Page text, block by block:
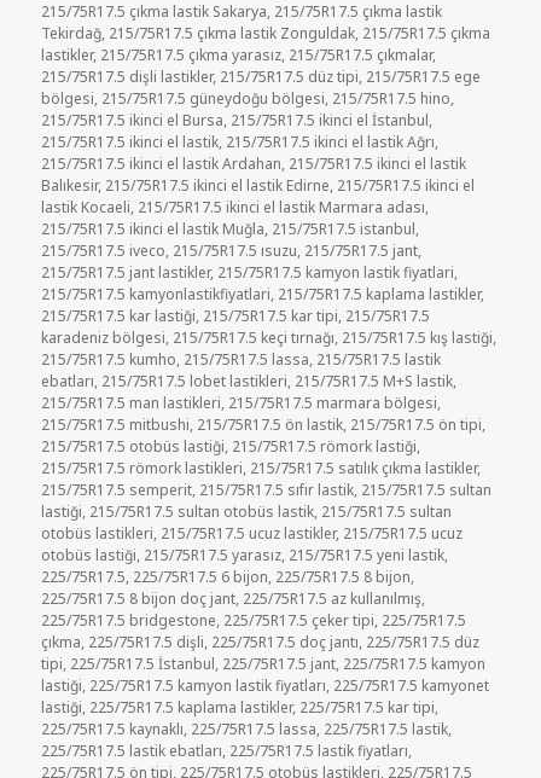
215/75R17.5 çıkma lastik Sakarya, 215/75R17.5 çıkma lastik
Tekirdağ, 215/75R17.5 çıkma lastik Zonguldak, 215/75R17.5 çıkma
lastikler, 215/75R17.5 çıkma yarasız, 215/75R17.5 çıkmalar,
215/75R17.5 dişli lastikler, 215/75R17.5 düz tipi, 215/75R17.5 ege
bölgesi, 215/75R17.5 güneydoğu bölgesi, 215/75R17.5 hino,
215/75R17.5 ikinci el Bursa, 215/75R17.5 ikinci el İstanbul,
215/75R17.5 ikinci el lastik, 215/75R17.5 ikinci el lastik Ağrı,
215/75R17.5 ikinci el lastik Ardahan, 215/75R17.5 ikinci el lastik
Balıkesir, 215/75R17.5 ikinci el lastik Edirne, 215/75R17.5 ikinci el
lastik Kocaeli, 215/75R17.5 ikinci el lastik Marmara adası,
215/75R17.5 ikinci el lastik Muğla, 215/75R17.5 istanbul,
215/75R17.5 iveco, 215/75R17.5 ısuzu, 215/75R17.5 jant,
215/75R17.5 jant lastikler, 215/75R17.5 kamyon lastik fiyatlari,
215/75R17.5 kamyonlastikfiyatlari, 215/75R17.5 kaplama lastikler,
215/75R17.5 kar lastiği, 215/75R17.5 kar tipi, 215/75R17.5
karadeniz bölgesi, 215/75R17.5 keçi tırnağı, 215/75R17.5 kış lastiği,
215/75R17.5 kumho, 215/75R17.5 lassa, 215/75R17.5 lastik
ebatları, 215/75R17.5 lobet lastikleri, 215/75R17.5 M+S lastik,
215/75R17.5 man lastikleri, 215/75R17.5 marmara bölgesi,
215/75R17.5 mitbushi, 215/75R17.5 ön lastik, 215/75R17.5 ön tipi,
215/75R17.5 otobüs lastiği, 215/75R17.5 römork lastiği,
215/75R17.5 römork lastikleri, 215/75R17.5 satılık çıkma lastikler,
215/75R17.5 semperit, 215/75R17.5 sıfır lastik, 215/75R17.5 sultan
lastiği, 215/75R17.5 sultan otobüs lastik, 215/75R17.5 sultan
otobüs lastikleri, 215/75R17.5 ucuz lastikler, 215/75R17.5 ucuz
otobüs lastiği, 215/75R17.5 yarasız, 215/75R17.5 yeni lastik,
225/75R17.5, 225/75R17.5 6 bijon, 225/75R17.5 8 bijon,
225/75R17.5 8 bijon doç jant, 225/75R17.5 az kullanılmış,
225/75R17.5 bridgestone, 225/75R17.5 çeker tipi, 225/75R17.5
çıkma, 225/75R17.5 dişli, 225/75R17.5 doç jantı, 225/75R17.5 düz
tipi, 225/75R17.5 İstanbul, 225/75R17.5 jant, 225/75R17.5 kamyon
lastiği, 225/75R17.5 kamyon lastik fiyatları, 225/75R17.5 kamyonet
lastiği, 225/75R17.5 kaplama lastikler, 225/75R17.5 kar tipi,
225/75R17.5 kaynaklı, 225/75R17.5 lassa, 225/75R17.5 lastik,
225/75R17.5 lastik ebatları, 225/75R17.5 lastik fiyatları,
225/75R17.5 ön tipi, 225/75R17.5 otobüs lastikleri, 225/75R17.5